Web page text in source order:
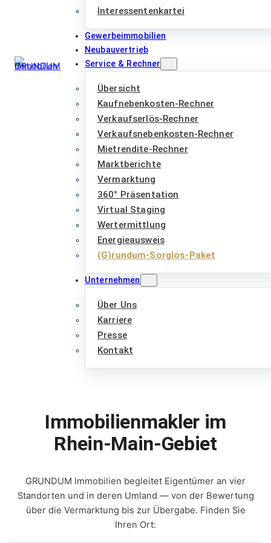
Interessentenkartei
Gewerbeimmobilien
Neubauvertrieb
Service & Rechner
Übersicht
Kaufnebenkosten-Rechner
Verkaufserlös-Rechner
Verkaufsnebenkosten-Rechner
Mietrendite-Rechner
Marktberichte
Vermarktung
360° Präsentation
Virtual Staging
Wertermittlung
Energieausweis
(G)rundum-Sorglos-Paket
Unternehmen
Über Uns
Karriere
Presse
Kontakt
Immobilienmakler im
Rhein-Main-Gebiet
GRUNDUM Immobilien begleitet Eigentümer an vier
Standorten und in deren Umland — von der Bewertung
über die Vermarktung bis zur Übergabe. Finden Sie
Ihren Ort: